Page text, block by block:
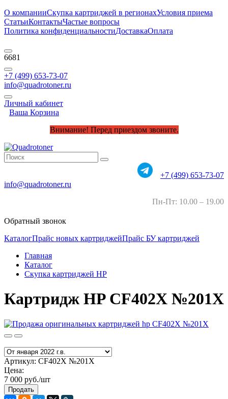
О компанииСкупка картриджей в регионахУсловия приема
СтатьиКонтактыЧастые вопросы
Политика конфиденциальностиДоставкаОплата
6681
+7 (499) 653-73-07
info@quadrotoner.ru
Личный кабинет
Ваша Корзина
Внимание! Перед приездом звоните.
+7 (499) 653-73-07
info@quadrotoner.ru
Пн-Пт: 10.00 – 19.00
Обратный звонок
КаталогПрайс новых картриджейПрайс БУ картриджей
Главная
Каталог
Скупка картриджей HP
Картридж HP CF402X №201X
Артикул: CF402X №201X
Цена:
7 000 руб./шт
Продать